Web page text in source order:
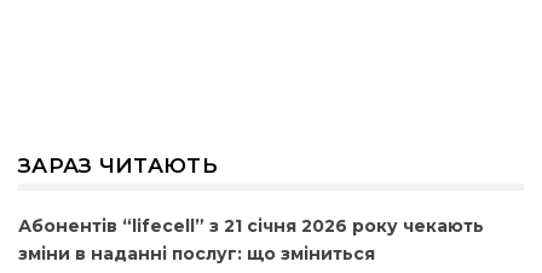
ЗАРАЗ ЧИТАЮТЬ
Абонентів “lifecell” з 21 січня 2026 року чекають
зміни в наданні послуг: що зміниться